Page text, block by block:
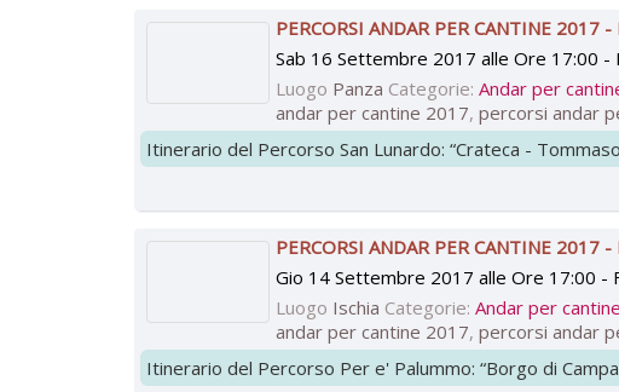
PERCORSI ANDAR PER CANTINE 2017
Sab 16 Settembre 2017 alle Ore 17:00 -
Luogo Panza Categorie:Andar per
andar per cantine 2017,percorsi andar
Itinerario del Percorso San Lunardo: “Crateca -
PERCORSI ANDAR PER CANTINE 2017
Gio 14 Settembre 2017 alle Ore 17:00 -
Luogo Ischia Categorie:Andar per cantine
andar per cantine 2017,percorsi andar
Itinerario del Percorso Per e' Palummo: “Borgo di